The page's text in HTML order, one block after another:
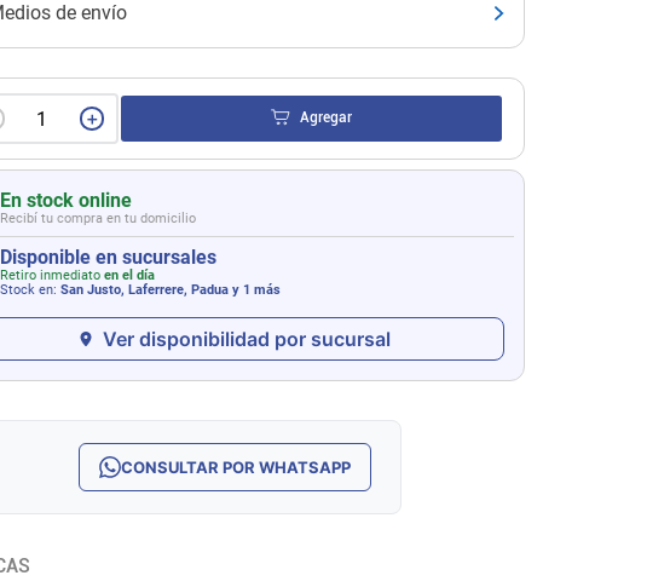
de envío
＋ Agregar
En stock online
Recibí tu compra en tu domicilio
Disponible en sucursales
Retiro inmediato en el día
Stock en: San Justo, Laferrere, Paduay 1 más
Ver disponibilidad por sucursal
CONSULTAR POR WHATSAPP